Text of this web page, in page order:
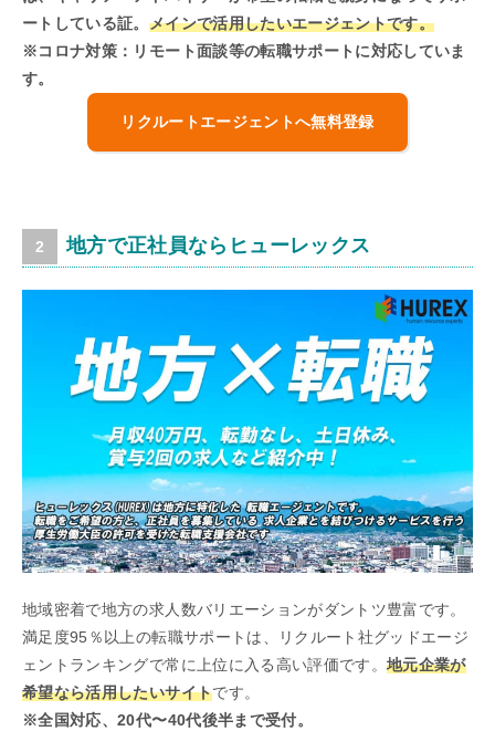
ートしている証。 メインで活用したいエージェントです。
※コロナ対策：リモート面談等の転職サポートに対応していま
す。
リクルートエージェントへ無料登録
地方で正社員ならヒューレックス
地域密着で地方の求人数バリエーションがダントツ豊富です。
満足度95％以上の転職サポートは、リクルート社グッドエージ
ェントランキングで常に上位に入る高い評価です。地元企業が
希望なら活用したいサイトです。
※全国対応、20代〜40代後半まで受付。